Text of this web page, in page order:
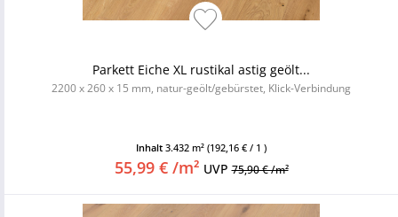
Parkett Eiche XL rustikal astig geölt...
2200 x 260 x 15 mm, natur-geölt/gebürstet, Klick-Verbindung
Inhalt 3.432 m² (192,16 € / 1 )
55,99 € /m² UVP75,90 € /m²